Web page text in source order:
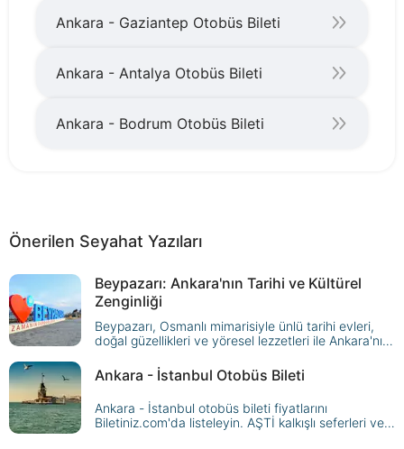
Ankara - Gaziantep Otobüs Bileti
Ankara - Antalya Otobüs Bileti
Ankara - Bodrum Otobüs Bileti
Önerilen Seyahat Yazıları
Beypazarı: Ankara'nın Tarihi ve Kültürel
Zenginliği
Beypazarı, Osmanlı mimarisiyle ünlü tarihi evleri,
doğal güzellikleri ve yöresel lezzetleri ile Ankara'nın
yerler ve yapılacak aktiviteleri keşfedin.
Ankara - İstanbul Otobüs Bileti
Ankara - İstanbul otobüs bileti fiyatlarını
Biletiniz.com'da listeleyin. AŞTİ kalkışlı seferleri ve